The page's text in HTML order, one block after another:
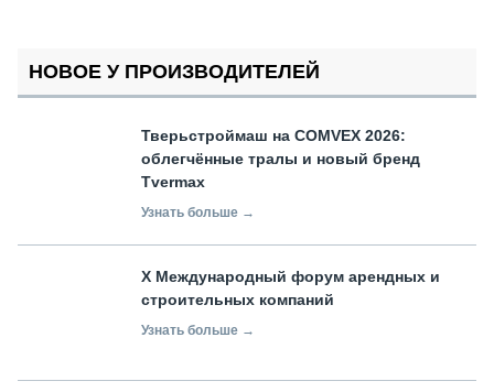
НОВОЕ У ПРОИЗВОДИТЕЛЕЙ
Тверьстроймаш на COMVEX 2026:
облегчённые тралы и новый бренд
Tvermax
Узнать больше →
X Международный форум арендных и
строительных компаний
Узнать больше →